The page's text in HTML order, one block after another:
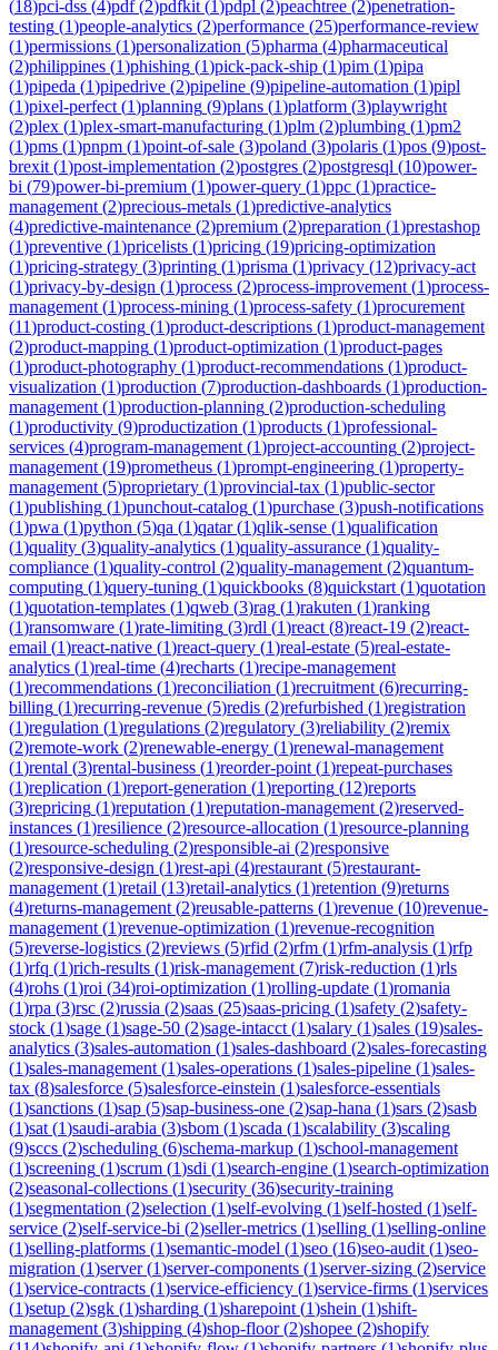
(18)pci-dss (4)pdf(2)pdfkit (1)pdpl (2)peachtree (2)penetration-
testing (1)people-analytics (2)performance (25)performance-review
(1)permissions (1)personalization (5)pharma (4)pharmaceutical
(2)philippines (1)phishing (1)pick-pack-ship (1)pim (1)pipa
(1)pipeda (1)pipedrive (2)pipeline (9)pipeline-automation (1)pipl
(1)pixel-perfect (1)planning (9)plans (1)platform (3)playwright
(2)plex (1)plex-smart-manufacturing (1)plm (2)plumbing (1)pm2
(1)pms (1)pnpm (1)point-of-sale (3)poland (3)polaris (1)pos (9)post-
brexit (1)post-implementation (2)postgres (2)postgresql (10)power-
bi (79)power-bi-premium (1)power-query (1)ppc (1)practice-
management (2)precious-metals (1)predictive-analytics
(4)predictive-maintenance (2)premium (2)preparation (1)prestashop
(1)preventive (1)pricelists (1)pricing (19)pricing-optimization
(1)pricing-strategy (3)printing (1)prisma (1)privacy (12)privacy-act
(1)privacy-by-design (1)process (2)process-improvement (1)process-
management (1)process-mining (1)process-safety (1)procurement
(11)product-costing (1)product-descriptions (1)product-management
(2)product-mapping (1)product-optimization (1)product-pages
(1)product-photography (1)product-recommendations (1)product-
visualization (1)production (7)production-dashboards (1)production-
management (1)production-planning (2)production-scheduling
(1)productivity (9)productization (1)products (1)professional-
services (4)program-management (1)project-accounting (2)project-
management (19)prometheus (1)prompt-engineering (1)property-
management (5)proprietary (1)provincial-tax (1)public-sector
(1)publishing (1)punchout-catalog (1)purchase (3)push-notifications
(1)pwa (1)python (5)qa (1)qatar(1)qlik-sense (1)qualification
(1)quality (3)quality-analytics (1)quality-assurance (1)quality-
compliance (1)quality-control (2)quality-management (2)quantum-
computing (1)query-tuning (1)quickbooks (8)quickstart (1)quotation
(1)quotation-templates (1)qweb (3)rag (1)rakuten (1)ranking
(1)ransomware (1)rate-limiting (3)rdl (1)react (8)react-19 (2)react-
email (1)react-native (1)react-query (1)real-estate (5)real-estate-
analytics (1)real-time (4)recharts (1)recipe-management
(1)recommendations (1)reconciliation (1)recruitment (6)recurring-
billing (1)recurring-revenue (5)redis (2)refurbished (1)registration
(1)regulation (1)regulations (2)regulatory (3)reliability (2)remix
(2)remote-work (2)renewable-energy (1)renewal-management
(1)rental (3)rental-business (1)reorder-point (1)repeat-purchases
(1)replication (1)report-generation (1)reporting (12)reports
(3)repricing (1)reputation (1)reputation-management (2)reserved-
instances (1)resilience (2)resource-allocation (1)resource-planning
(1)resource-scheduling (2)responsible-ai (2)responsive
(2)responsive-design (1)rest-api (4)restaurant (5)restaurant-
management (1)retail (13)retail-analytics (1)retention (9)returns
(4)returns-management (2)reusable-patterns (1)revenue (10)revenue-
management (1)revenue-optimization (1)revenue-recognition
(5)reverse-logistics (2)reviews (5)rfid (2)rfm (1)rfm-analysis (1)rfp
(1)rfq (1)rich-results (1)risk-management (7)risk-reduction (1)rls
(4)rohs (1)roi (34)roi-optimization (1)rolling-update (1)romania
(1)rpa (3)rsc (2)russia (2)saas (25)saas-pricing (1)safety (2)safety-
stock (1)sage (1)sage-50 (2)sage-intacct (1)salary (1)sales (19)sales-
analytics (3)sales-automation (1)sales-dashboard (2)sales-forecasting
(1)sales-management (1)sales-operations (1)sales-pipeline (1)sales-
tax (8)salesforce (5)salesforce-einstein (1)salesforce-essentials
(1)sanctions (1)sap (5)sap-business-one (2)sap-hana (1)sars (2)sasb
(1)sat (1)saudi-arabia (3)sbom (1)scada (1)scalability (3)scaling
(9)sccs (2)scheduling (6)schema-markup (1)school-management
(1)screening (1)scrum (1)sdi (1)search-engine (1)search-optimization
(2)seasonal-collections (1)security (36)security-training
(1)segmentation (2)selection (1)self-evolving (1)self-hosted (1)self-
service (2)self-service-bi (2)seller-metrics (1)selling (1)selling-online
(1)selling-platforms (1)semantic-model (1)seo (16)seo-audit (1)seo-
migration (1)server(1)server-components (1)server-sizing (2)service
(1)service-contracts (1)service-efficiency (1)service-firms (1)services
(1)setup (2)sgk (1)sharding (1)sharepoint (1)shein (1)shift-
management (3)shipping (4)shop-floor(2)shopee (2)shopify